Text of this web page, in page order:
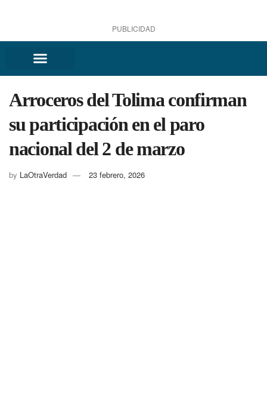
PUBLICIDAD
Arroceros del Tolima confirman
su participación en el paro
nacional del 2 de marzo
by LaOtraVerdad 23 febrero, 2026